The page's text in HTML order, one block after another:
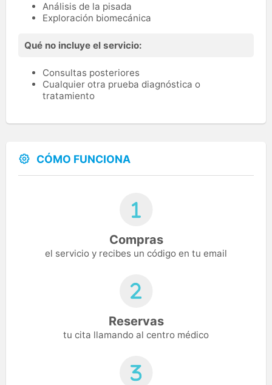
Análisis de la pisada
Exploración biomecánica
Qué no incluye el servicio:
Consultas posteriores
Cualquier otra prueba diagnóstica o
tratamiento
CÓMO FUNCIONA
Compras
el servicio y recibes un código en tu email
Reservas
tu cita llamando al centro médico